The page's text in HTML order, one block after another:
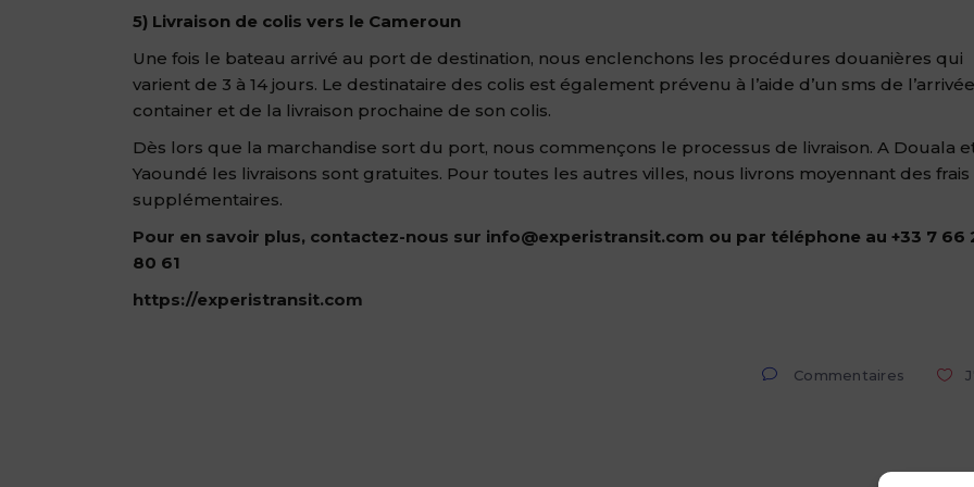
5) Livraison de colis vers le Cameroun
Une fois le bateau arrivé au port de destination, nous enclenchons les procédures douanières qui
varient de 3 à 14 jours. Le destinataire des colis est également prévenu à l’aide d’un sms de
container et de la livraison prochaine de son colis.
Dès lors que la marchandise sort du port, nous commençons le processus de livraison. A Douala
Yaoundé les livraisons sont gratuites. Pour toutes les autres villes, nous livrons moyennant des frais
supplémentaires.
Pour en savoir plus, contactez-nous sur info@experistransit.com ou par téléphone au +33 7 66
80 61
https://experistransit.com
Commentaires